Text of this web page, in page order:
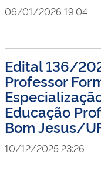
06/01/2026 19:04
Edital 136/
Professor
Educação
Bom Jesus/
10/12/2025 23:26